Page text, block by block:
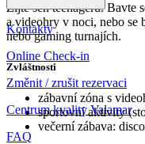
Žijte sen teenagerů. Bavte
a videohry v noci, nebo se
nebo gaming turnajích.
Zvláštnosti
zábavní zóna s
sportovní aktivity
večerní zábava:
Kontakty
Online Check-in
Změnit / zrušit rezervaci
Centrum kvality Valamar
FAQ